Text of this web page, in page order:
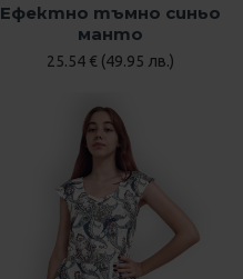
Ефектно тъмно синьо
манто
25.54 € (49.95 лв.)